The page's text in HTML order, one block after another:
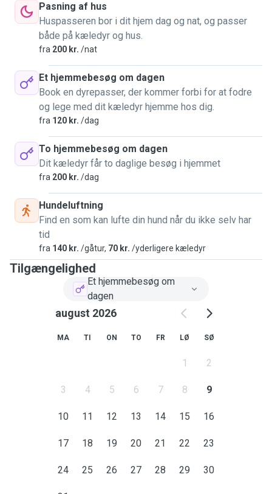
Pasning af hus
Huspasseren bor i dit hjem dag og nat, og passer
både på kæledyr og hus.
fra 200 kr. /nat
Et hjemmebesøg om dagen
Book en dyrepasser, der kommer forbi for at fodre
og lege med dit kæledyr hjemme hos dig.
fra 120 kr. /dag
To hjemmebesøg om dagen
Dit kæledyr får to daglige besøg i hjemmet
fra 200 kr. /dag
Hundeluftning
Find en som kan lufte din hund når du ikke selv har
tid
fra 140 kr. /gåtur, 70 kr. /yderligere kæledyr
Tilgængelighed
Et hjemmebesøg om
dagen
august 2026
MA TI ON TO FR LØ SØ
1 2
3 4 5 6 7 8 9
10 11 12 13 14 15 16
17 18 19 20 21 22 23
24 25 26 27 28 29 30